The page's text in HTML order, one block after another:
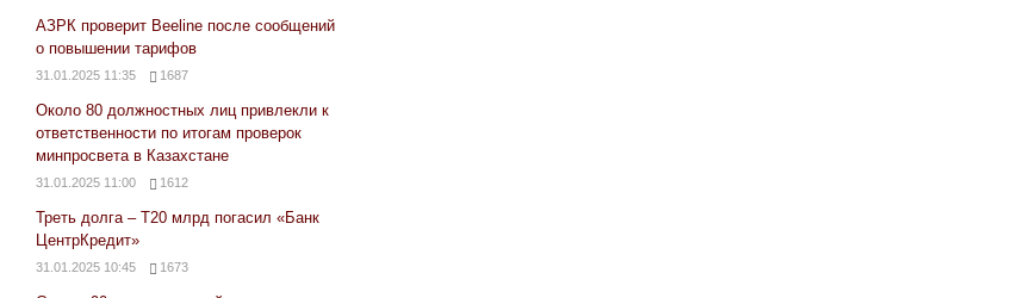
АЗРК проверит Beeline после сообщений
о повышении тарифов
31.01.2025 11:35 1687
Около 80 должностных лиц привлекли к
ответственности по итогам проверок
минпросвета в Казахстане
31.01.2025 11:00 1612
Треть долга – Т20 млрд погасил «Банк
ЦентрКредит»
31.01.2025 10:45 1673